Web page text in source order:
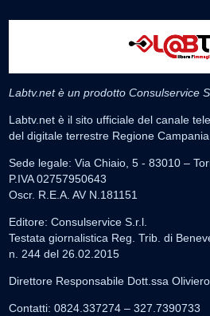
Labtv.net è un prodotto Consulservice
Labtv.net è il sito ufficiale del canale
del digitale terrestre Regione Campania
Sede legale: Via Chiaio, 5 - 83010 –
P.IVA 02757950643
Oscr. R.E.A. AV N.181151
Editore: Consulservice S.r.l.
Testata giornalistica Reg. Trib. di
n. 244 del 26.02.2015
Direttore Responsabile Dott.ssa
Contatti: 0824.337274 – 327.7390733